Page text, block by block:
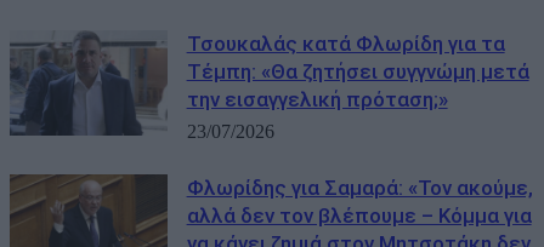
Τσουκαλάς κατά Φλωρίδη για τα
Τέμπη: «Θα ζητήσει συγγνώμη μετά
την εισαγγελική πρόταση;»
23/07/2026
Φλωρίδης για Σαμαρά: «Τον ακούμε,
αλλά δεν τον βλέπουμε – Κόμμα για